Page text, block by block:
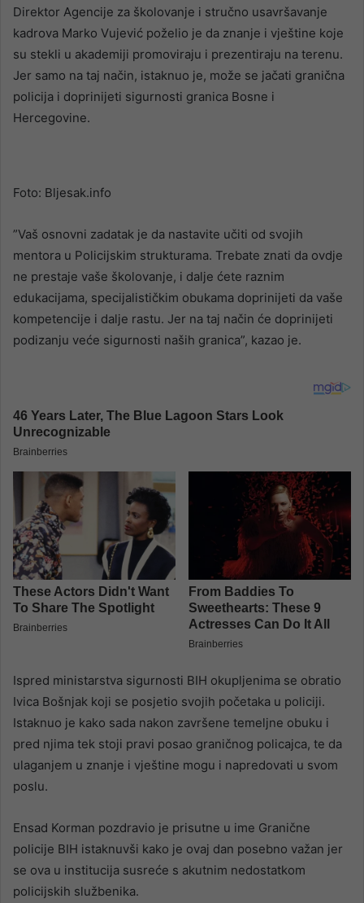
Direktor Agencije za školovanje i stručno usavršavanje
kadrova Marko Vujević poželio je da znanje i vještine koje
su stekli u akademiji promoviraju i prezentiraju na terenu.
Jer samo na taj način, istaknuo je, može se jačati granična
policija i doprinijeti sigurnosti granica Bosne i
Hercegovine.
Foto: Bljesak.info
”Vaš osnovni zadatak je da nastavite učiti od svojih
mentora u Policijskim strukturama. Trebate znati da ovdje
ne prestaje vaše školovanje, i dalje ćete raznim
edukacijama, specijalističkim obukama doprinijeti da vaše
kompetencije i dalje rastu. Jer na taj način će doprinijeti
podizanju veće sigurnosti naših granica”, kazao je.
Ispred ministarstva sigurnosti BIH okupljenima se obratio
Ivica Bošnjak koji se posjetio svojih početaka u policiji.
Istaknuo je kako sada nakon završene temeljne obuku i
pred njima tek stoji pravi posao graničnog policajca, te da
ulaganjem u znanje i vještine mogu i napredovati u svom
poslu.
Ensad Korman pozdravio je prisutne u ime Granične
policije BIH istaknuvši kako je ovaj dan posebno važan jer
se ova u institucija susreće s akutnim nedostatkom
policijskih službenika.